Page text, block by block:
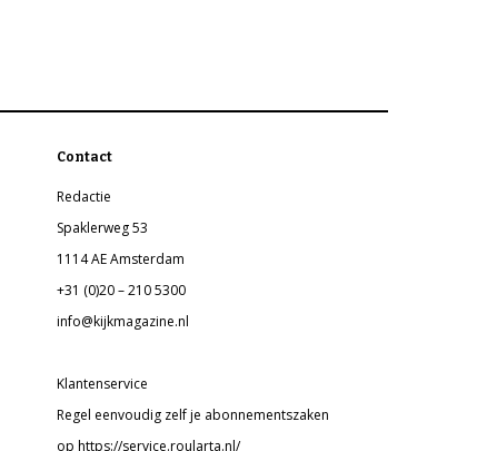
Contact
Redactie
Spaklerweg 53
1114 AE Amsterdam
+31 (0)20 – 210 5300
info@kijkmagazine.nl
Klantenservice
Regel eenvoudig zelf je abonnementszaken
op https://service.roularta.nl/